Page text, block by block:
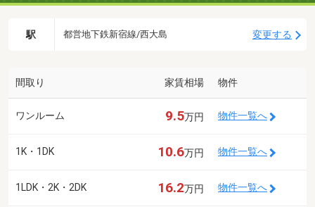
駅 都営地下鉄新宿線/西大島 変更する
間取り 家賃相場 物件
ワンルーム 9.5万円 物件一覧へ
1K・1DK 10.6万円 物件一覧へ
1LDK・2K・2DK 16.2万円 物件一覧へ